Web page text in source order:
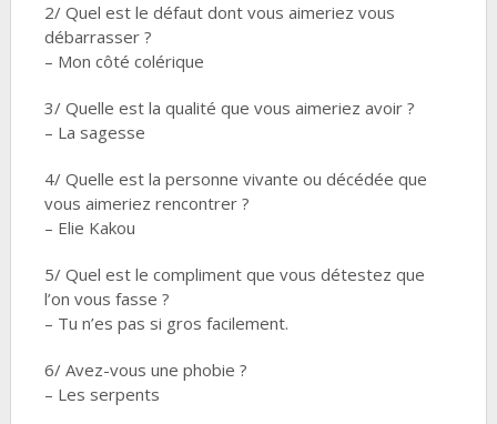
2/ Quel est le défaut dont vous aimeriez vous
débarrasser ?
– Mon côté colérique
3/ Quelle est la qualité que vous aimeriez avoir ?
– La sagesse
4/ Quelle est la personne vivante ou décédée que
vous aimeriez rencontrer ?
– Elie Kakou
5/ Quel est le compliment que vous détestez que
l’on vous fasse ?
– Tu n’es pas si gros facilement.
6/ Avez-vous une phobie ?
– Les serpents